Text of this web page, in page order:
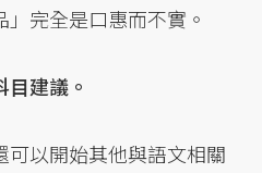
完全是口惠而不實。
建議。
以開始其他與語文相關